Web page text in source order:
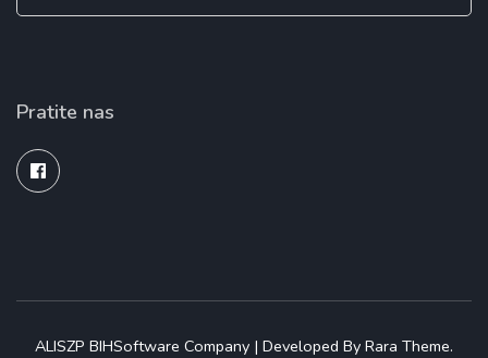
for:
Pratite nas
ALISZP BIHSoftware Company | Developed By Rara Theme.